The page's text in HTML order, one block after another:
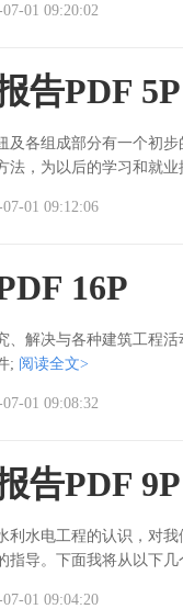
07-01 09:20:02
告PDF 5P
及各组成部分有一个初
法，为以后的学习和就
07-01 09:12:06
16P
、解决与各种建筑工程
; 阅读全文>
07-01 09:08:32
告PDF 9P
利水电工程的认识，对
指导。下面我将从以下
07-01 09:04:20